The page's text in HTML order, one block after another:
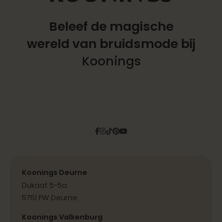
Beleef de magische
wereld van bruidsmode bij
Koonings
Facebook
Instagram
Tiktok
Pinterest
YouTube
Koonings Deurne
Dukaat 5-5a
5751 PW Deurne
Koonings Valkenburg